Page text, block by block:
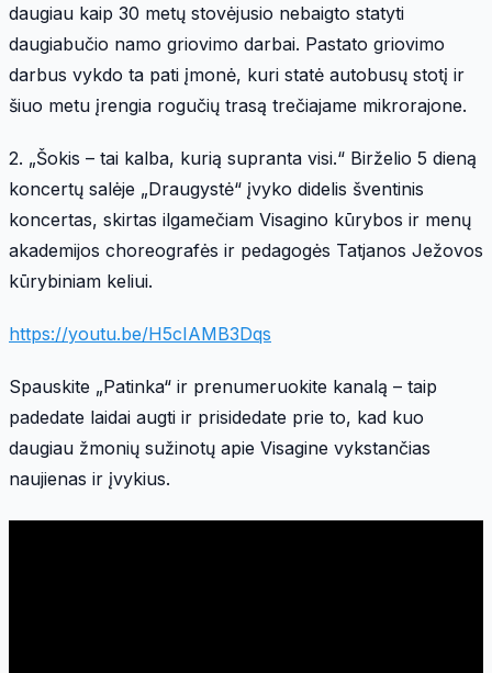
daugiau kaip 30 metų stovėjusio nebaigto statyti
daugiabučio namo griovimo darbai. Pastato griovimo
darbus vykdo ta pati įmonė, kuri statė autobusų stotį ir
šiuo metu įrengia rogučių trasą trečiajame mikrorajone.
2. „Šokis – tai kalba, kurią supranta visi.“ Birželio 5 dieną
koncertų salėje „Draugystė“ įvyko didelis šventinis
koncertas, skirtas ilgamečiam Visagino kūrybos ir menų
akademijos choreografės ir pedagogės Tatjanos Ježovos
kūrybiniam keliui.
https://youtu.be/H5cIAMB3Dqs
Spauskite „Patinka“ ir prenumeruokite kanalą – taip
padedate laidai augti ir prisidedate prie to, kad kuo
daugiau žmonių sužinotų apie Visagine vykstančias
naujienas ir įvykius.